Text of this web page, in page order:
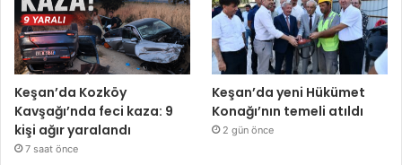
Keşan’da Kozköy
Kavşağı’nda feci kaza: 9
kişi ağır yaralandı
7 saat önce
Keşan’da yeni Hükümet
Konağı’nın temeli atıldı
2 gün önce